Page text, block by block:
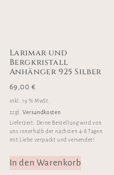
Larimar und
Bergkristall
Anhänger 925 Silber
69,00€
inkl. 19 % MwSt.
zzgl.Versandkosten
Lieferzeit: Deine Bestellung wird von
uns innerhalb der nächsten 4-8 Tagen
mit Liebe verpackt und versendet!
In den Warenkorb